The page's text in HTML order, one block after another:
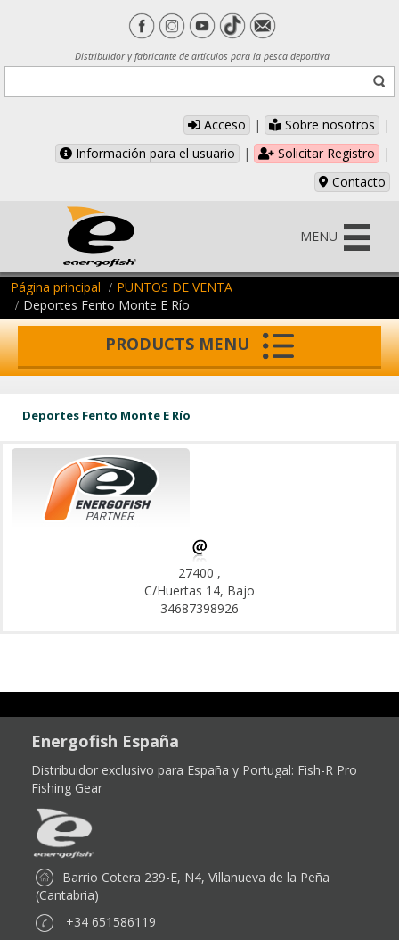
Distribuidor y fabricante de artículos para la pesca deportiva
Acceso | Sobre nosotros
|
Información para el usuario
| Solicitar Registro
|
Contacto
MENU
Página principal
PUNTOS DE VENTA
Deportes Fento Monte E Río
PRODUCTS MENU
Deportes Fento Monte E Río
27400 ,
C/Huertas 14, Bajo
34687398926
Energofish España
Distribuidor exclusivo para España y Portugal: Fish-R Pro
Fishing Gear
Barrio Cotera 239-E, N4, Villanueva de la Peña
(Cantabria)
+34 651586119